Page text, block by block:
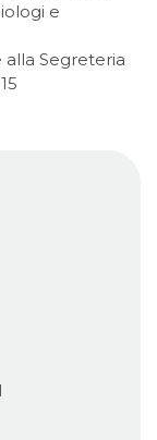
e
alla Segreteria